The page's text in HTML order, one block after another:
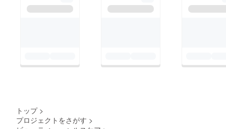
ですのでww、そのあ
が、ちゃんとしたご意
ます。杉浦巌
トップ >
プロジェクトをさがす >